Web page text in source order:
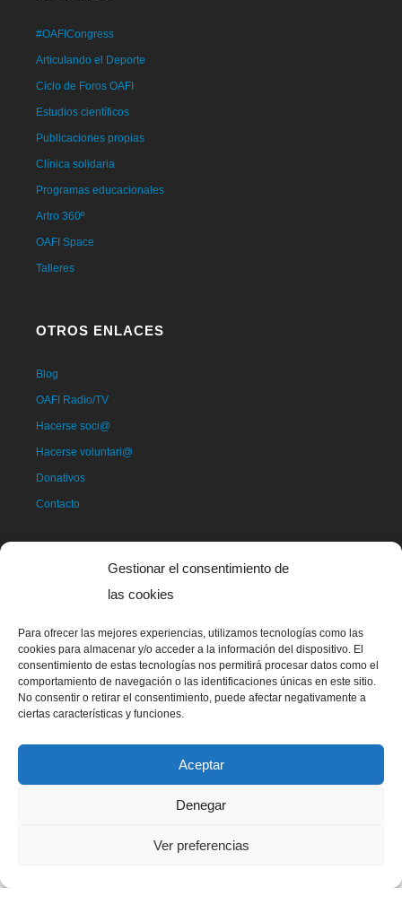
Gestionar el consentimiento de
las cookies
Para ofrecer las mejores experiencias, utilizamos tecnologías como las
cookies para almacenar y/o acceder a la información del dispositivo. El
consentimiento de estas tecnologías nos permitirá procesar datos como el
comportamiento de navegación o las identificaciones únicas en este sitio.
No consentir o retirar el consentimiento, puede afectar negativamente a
ciertas características y funciones.
Aceptar
Denegar
Ver preferencias
#OAFICongress
Articulando el Deporte
Ciclo de Foros OAFI
Estudios científicos
Publicaciones propias
Clínica solidaria
Programas educacionales
Artro 360º
OAFI Space
Talleres
OTROS ENLACES
Blog
OAFI Radio/TV
Hacerse soci@
Hacerse voluntari@
Donativos
Contacto
La mascota de OAFI, llamada OAFITO fue creada de manera
exclusiva y altruista por el artista Xavier Mariscal.
Aviso legal